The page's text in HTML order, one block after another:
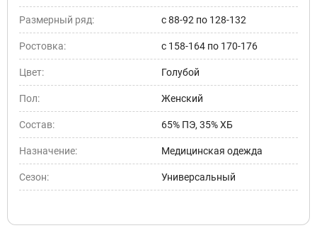
Размерный ряд: с 88-92 по 128-132
Ростовка: с 158-164 по 170-176
Цвет: Голубой
Пол: Женский
Состав: 65% ПЭ, 35% ХБ
Назначение: Медицинская одежда
Сезон: Универсальный